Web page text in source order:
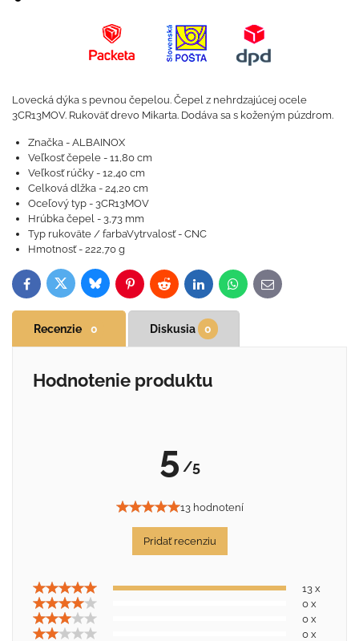
Lovecká dýka s pevnou čepelou. Čepel z nehrdzajúcej ocele
3CR13MOV. Rukoväť drevo Mikarta. Dodáva sa s koženým púzdrom.
Značka - ALBAINOX
Veľkosť čepele - 11,80 cm
Veľkosť rúčky - 12,40 cm
Celková dlžka - 24,20 cm
Oceľový typ - 3CR13MOV
Hrúbka čepel - 3,73 mm
Typ rukoväte / farbaVytrvalosť - CNC
Hmotnosť - 222,70 g
FacebookTwitterBlueskyPinterestReddit LinkedInWhatsApp
E-
mail
Recenzie 0 Diskusia 0
Hodnotenie produktu
5 /5
13 hodnotení
Pridať recenziu
13 x
0 x
0 x
0 x